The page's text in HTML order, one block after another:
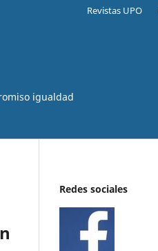
igualdad
Revistas UPO
Redes sociales